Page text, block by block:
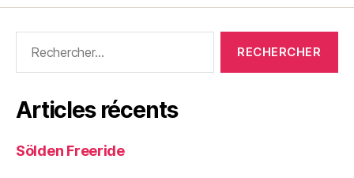
publications
Articles récents
Sölden Freeride